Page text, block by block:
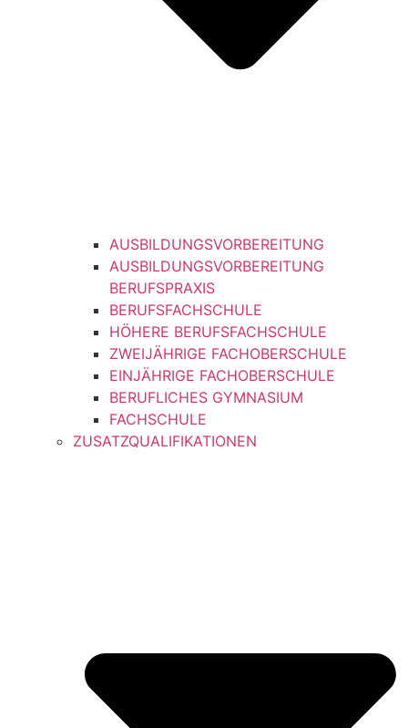
AUSBILDUNGSVORBEREITUNG
AUSBILDUNGSVORBEREITUNG
BERUFSPRAXIS
BERUFSFACHSCHULE
HÖHERE BERUFSFACHSCHULE
ZWEIJÄHRIGE FACHOBERSCHULE
EINJÄHRIGE FACHOBERSCHULE
BERUFLICHES GYMNASIUM
FACHSCHULE
ZUSATZQUALIFIKATIONEN